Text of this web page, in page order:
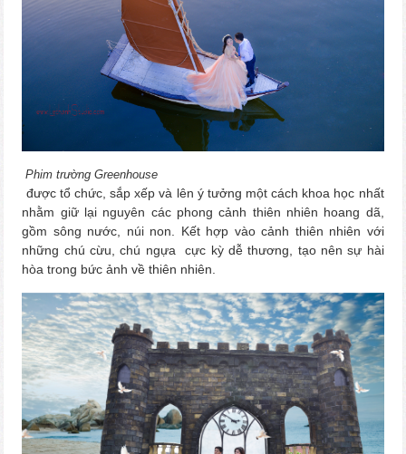
Phim trường Greenhouse
được tổ chức, sắp xếp và lên ý tưởng một cách khoa học nhất
nhằm giữ lại nguyên các phong cảnh thiên nhiên hoang dã,
gồm sông nước, núi non. Kết hợp vào cảnh thiên nhiên với
những chú cừu, chú ngựa cực kỳ dễ thương, tạo nên sự hài
hòa trong bức ảnh về thiên nhiên.